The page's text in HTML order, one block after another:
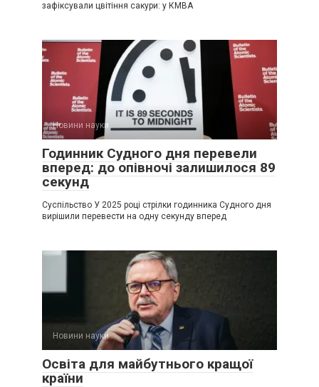
зафіксували цвітіння сакури: у КМВА
Новини науки
Годинник Судного дня перевели
вперед: до опівночі залишилося 89
секунд
Суспільство У 2025 році стрілки годинника Судного дня
вирішили перевести на одну секунду вперед
Новини науки
Освіта для майбутнього кращої
країни